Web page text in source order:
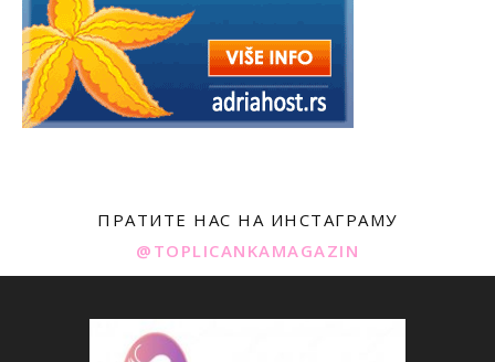
ПРАТИТЕ НАС НА ИНСТАГРАМУ
@TOPLICANKAMAGAZIN